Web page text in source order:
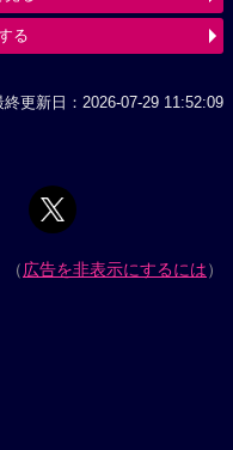
る
終更新日：2026-07-29 11:52:09
（広告を非表示にするには）